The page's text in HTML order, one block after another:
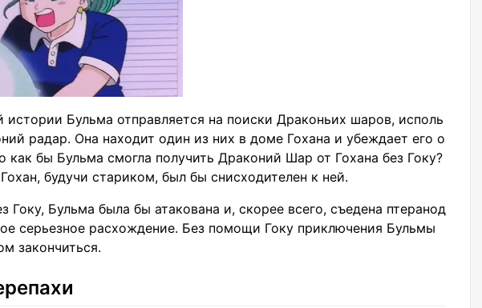
истории Бульма отправляется на поиски Драконьих шаров, исполь
радар. Она находит один из них в доме Гохана и убеждает его о
как бы Бульма смогла получить Драконий Шар от Гохана без Гоку?
будучи стариком, был бы снисходителен к ней.
Гоку, Бульма была бы атакована и, скорее всего, съедена птеранод
серьезное расхождение. Без помощи Гоку приключения Бульмы
закончиться.